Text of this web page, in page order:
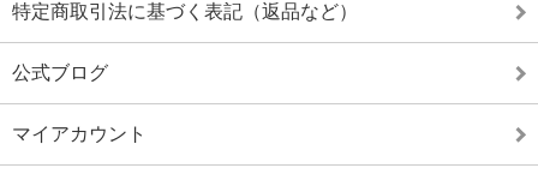
特定商取引法に基づく表記（返品など）
公式ブログ
マイアカウント